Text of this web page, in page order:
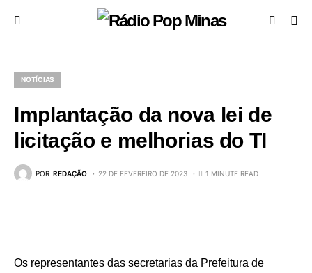
NOTÍCIAS
Implantação da nova lei de
licitação e melhorias do TI
POR REDAÇÃO 22 DE FEVEREIRO DE 2023 1 MINUTE READ
Os representantes das secretarias da Prefeitura de